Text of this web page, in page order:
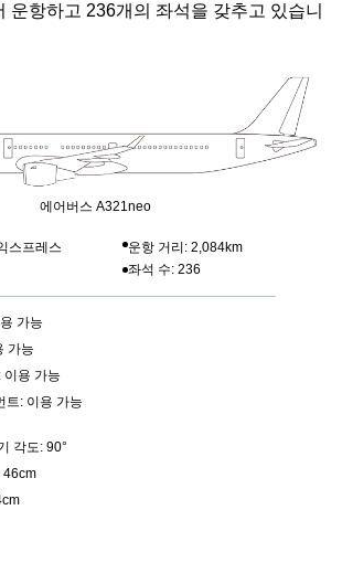
운항하고 236개의 좌석을 갖추고 있습니
에어버스 A321neo
스프레스
운항 거리: 2,084km
좌석 수: 236
가능
가능
이용 가능
트: 이용 가능
각도: 90°
46cm